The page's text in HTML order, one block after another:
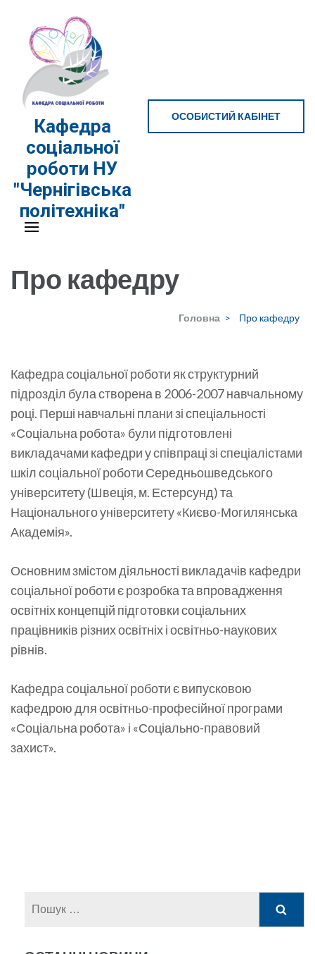
вмісту
(натисніть
Enter)
Кафедра
соціальної
роботи НУ
"Чернігівська
політехніка"
ОСОБИСТИЙ КАБІНЕТ
Про кафедру
Головна > Про кафедру
Кафедра соціальної роботи як структурний
підрозділ була створена в 2006-2007 навчальному
році. Перші навчальні плани зі спеціальності
«Соціальна робота» були підготовлені
викладачами кафедри у співпраці зі спеціалістами
шкіл соціальної роботи Середньошведського
університету (Швеція, м. Естерсунд) та
Національного університету «Києво-Могилянська
Академія».
Основним змістом діяльності викладачів кафедри
соціальної роботи є розробка та впровадження
освітніх концепцій підготовки соціальних
працівників різних освітніх і освітньо-наукових
рівнів.
Кафедра соціальної роботи є випусковою
кафедрою для освітньо-професійної програми
«Соціальна робота» і «Соціально-правовий
захист».